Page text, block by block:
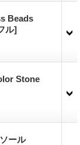
Beads
ル]
Stone
ソール